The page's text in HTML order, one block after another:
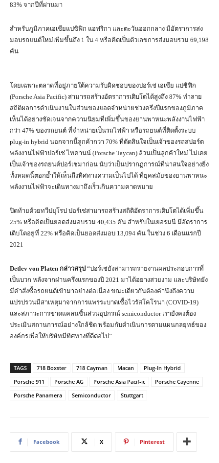
83% จากปีที่ผ่านมา
สำหรับภูมิภาคเอเชียแปซิฟิก แอฟริกา และตะวันออกกลาง มีอัตราการส่ง
มอบรถยนต์ใหม่เพิ่มขึ้นถึง 1 ใน 4 หรือคิดเป็นตัวเลขการส่งมอบรวม 69,198
คัน
โดยเฉพาะตลาดที่อยู่ภายใต้ความรับผิดชอบของปอร์เช่ เอเชีย แปซิฟิก
(Porsche Asia Pacific) สามารถสร้างอัตราการเติบโตได้สูงถึง 87% ทำลาย
สถิติผลการดำเนินงานในส่วนของยอดจำหน่ายช่วงครึ่งปีแรกของภูมิภาค
เห็นได้อย่างชัดเจนจากความนิยมที่เพิ่มขึ้นของยานพาหนะพลังงานไฟฟ้า
กว่า 47% ของรถยนต์ ที่จำหน่ายเป็นรถไฟฟ้า หรือรถยนต์ที่ติดตั้งระบบ
plug-in hybrid นอกจากนี้ลูกค้ากว่า 70% ที่ตัดสินใจเป็นเจ้าของรถสปอร์ต
พลังงานไฟฟ้าปอร์เช่ ไทคานน์ (Porsche Taycan) ล้วนเป็นลูกค้าใหม่ ไม่เคย
เป็นเจ้าของรถยนต์ปอร์เช่มาก่อน นับว่าเป็นปรากฏการณ์ที่น่าสนใจอย่างยิ่ง
ทั้งหมดนี้ตอกย้ำให้เห็นถึงทิศทางความเป็นไปได้ ที่ยุคสมัยของยานพาหนะ
พลังงานไฟฟ้าจะเดินทางมาถึงเร็วเกินความคาดหมาย
ปิดท้ายด้วยทวีปยุโรป ปอร์เช่สามารถสร้างสถิติอัตราการเติบโตได้เพิ่มขึ้น
25% หรือคิดเป็นยอดส่งมอบรวม 40,435 คัน สำหรับในเยอรมนี มีอัตราการ
เติบโตอยู่ที่ 22% หรือคิดเป็นยอดส่งมอบ 13,094 คัน ในช่วง 6 เดือนแรกปี
2021
Detlev von Platen กล่าวสรุป “ปอร์เช่ยังสามารถรายงานผลประกอบการที่
เป็นบวก หลังจากผ่านครึ่งแรกของปี 2021 มาได้อย่างสวยงาม และบริษัทยัง
มีคำสั่งซื้อรถยนต์เข้ามาอย่างต่อเนื่อง ขณะเดียวกันต้องคำนึงถึงความ
แปรปรวนมีสาเหตุมาจากการแพร่ระบาดเชื้อไวรัสโคโรนา (COVID-19)
และสภาวะการขาดแคลนชิ้นส่วนอุปกรณ์ semiconductor เรายังคงต้อง
ประเมินสถานการณ์อย่างใกล้ชิด พร้อมกับดำเนินการตามแผนกลยุทธ์ของ
องค์กรเพื่อให้บริษัทมีทิศทางที่ดีต่อไป”
TAGS 718 Boxster 718 Cayman Macan
Plug-In Hybrid
Porsche 911
Porsche AG Porsche Asia Pacif-ic
Porsche Cayenne
Porsche Panamera
Semiconductor Stuttgart
Facebook X Pinterest